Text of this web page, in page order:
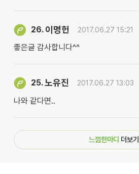
26. 이명헌 2017.06.27 15:21
좋은글 감사합니다^^
25.노유진 2017.06.27 13:03
나와 같다면..
느낌한마디 더보기